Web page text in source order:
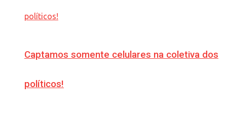
Captamos somente celulares na coletiva dos
políticos!